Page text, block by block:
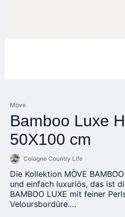
Möve
Bamboo Luxe
50X100 cm
Cologne Country Life
Die Kollektion MÖVE
und einfach luxuriös, das ist
BAMBOO LUXE mit feiner
Veloursbordüre.…